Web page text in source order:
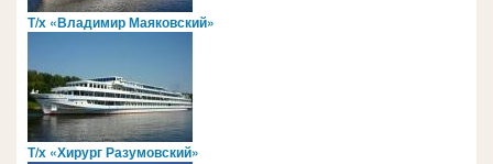
Т/х «Владимир Маяковский»
Т/х «Хирург Разумовский»